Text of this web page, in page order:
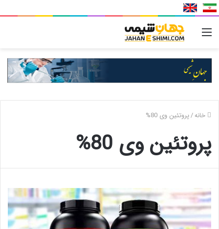
خانه/پروتئین وی 80%
پروتئین وی 80%